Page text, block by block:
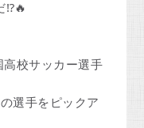
⁉️🔥
校サッカー選手
選手をピックア